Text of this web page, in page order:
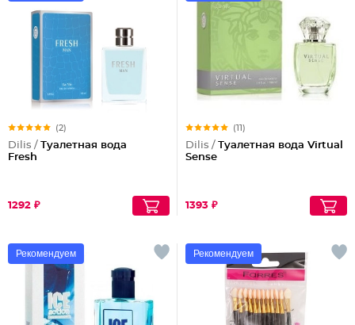
(2)
Dilis /
Туалетная вода
Fresh
1292 ₽
(11)
Dilis /
Туалетная вода Virtual
Sense
1393 ₽
Рекомендуем Рекомендуем